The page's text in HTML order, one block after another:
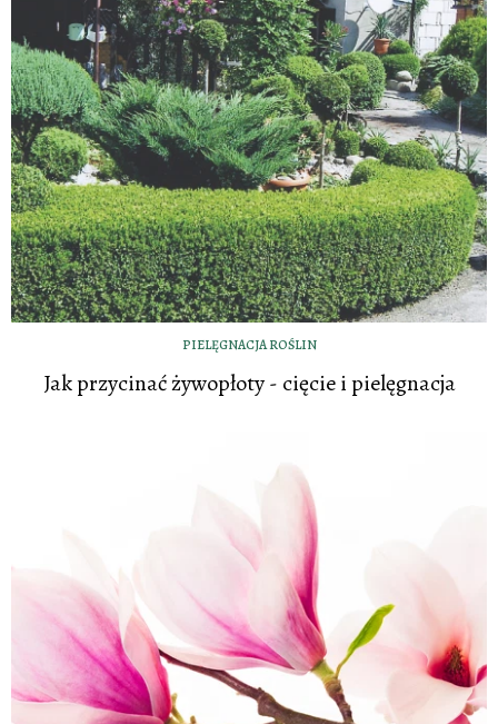
PIELĘGNACJA ROŚLIN
Jak przycinać żywopłoty - cięcie i pielęgnacja